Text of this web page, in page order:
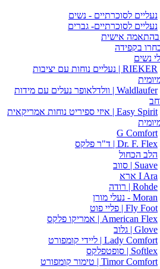
נעליים לסוכרתיים - נשים
נעליים לסוכרתיים- גברים
אישית
בקפידה
נשים
RIEKER | נעליים נוחות עם יציבות
Waldlaufer | וולדלאופר נעלים עם מידות
Easy Spirit | איזי ספיריט נוחות אמריקאית
G Comfort
Dr. F. Flex | ד"ר פלקס
הלב הכחול
Suave | סווב
I Ara ארא
Rohde | רודה
Moran - נעלי מורן
Fly Foot | פליי פוט
American Flex | אמריקו פלקס
Glove | גלוב
Lady Comfort | ליידי קומפורט
Softlex | סופטפלקס
Timor Comfort | טימור קומפורט